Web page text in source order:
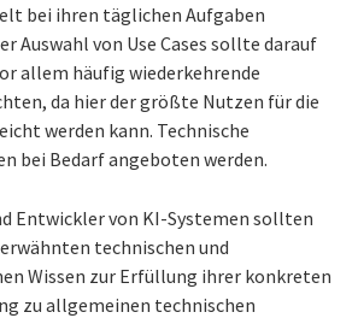
bei ihren täglichen Aufgaben
Auswahl von Use Cases sollte darauf
allem häufig wiederkehrende
da hier der größte Nutzen für die
werden kann. Technische
bei Bedarf angeboten werden.
Entwickler von KI-Systemen sollten
technischen und
Wissen zur Erfüllung ihrer konkreten
zu allgemeinen technischen